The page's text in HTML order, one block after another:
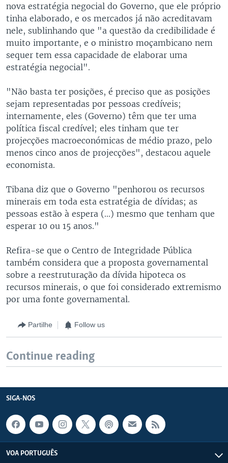
nova estratégia negocial do Governo, que ele próprio
tinha elaborado, e os mercados já não acreditavam
nele, sublinhando que "a questão da credibilidade é
muito importante, e o ministro moçambicano nem
sequer tem essa capacidade de elaborar uma
estratégia negocial".
"Não basta ter posições, é preciso que as posições
sejam representadas por pessoas credíveis;
internamente, eles (Governo) têm que ter uma
política fiscal credível; eles tinham que ter
projecções macroeconómicas de médio prazo, pelo
menos cinco anos de projecções", destacou aquele
economista.
Tibana diz que o Governo "penhorou os recursos
minerais em toda esta estratégia de dívidas; as
pessoas estão à espera (...) mesmo que tenham que
esperar 10 ou 15 anos."
Refira-se que o Centro de Integridade Pública
também considera que a proposta governamental
sobre a reestruturação da dívida hipoteca os
recursos minerais, o que foi considerado extremismo
por uma fonte governamental.
Partilhe Follow us
Continue reading
SIGA-NOS
VOA PORTUGUÊS